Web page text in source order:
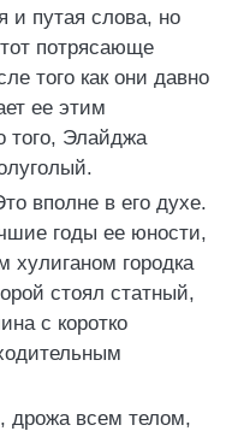
и путая слова, но
потрясающе
того как они давно
ее этим
Элайджа
вполне в его духе.
годы ее юности,
хулиганом городка
стоял статный,
с коротко
дрожа всем телом,